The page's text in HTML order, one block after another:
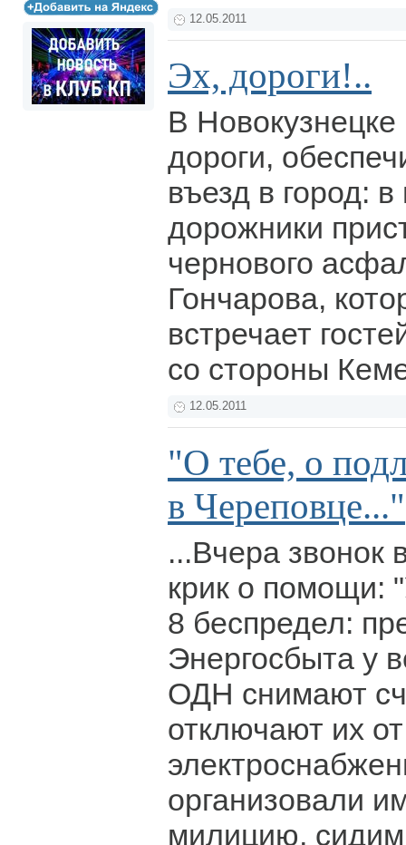
12.05.2011
Эх, дороги!..
В
дороги,
въезд в город:
дорожники
чернового
Гончарова,
встречает
со стороны
12.05.2011
"О тебе, о
в Череповце..."
...Вчера звонок
крик о помощи:
8 беспредел:
Энергосбыта у
ОДН снимают
отключают их от
организовали
милицию, сидим